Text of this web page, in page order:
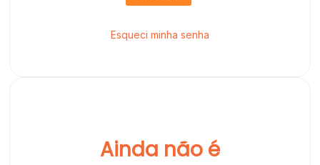
Esqueci minha senha
Ainda não é